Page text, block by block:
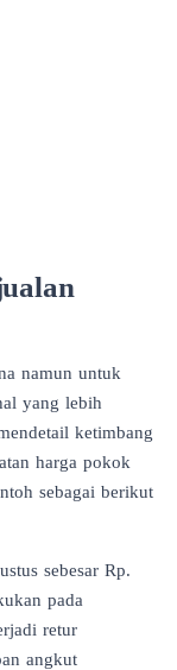
namun untuk
yang lebih
ketimbang
harga pokok
sebagai berikut
sebesar Rp.
pada
retur
angkut